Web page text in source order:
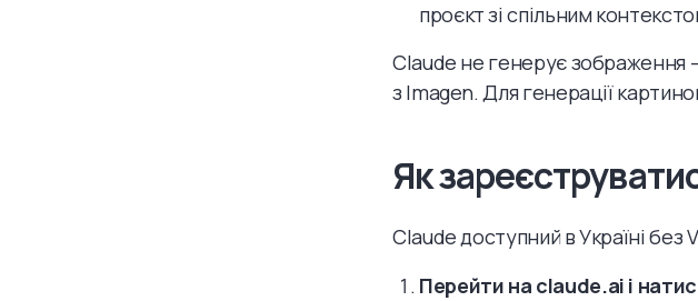
проєкт зі спільним
Claude не генерує зображення
з Imagen. Для генерації
Як
Claude доступний в Україні без
Перейти на claude.ai і